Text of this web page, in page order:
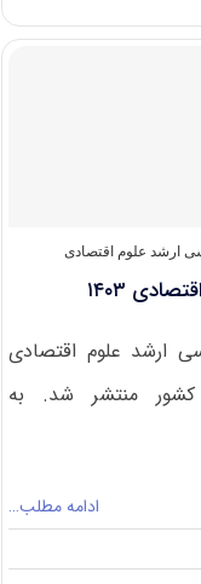
ارشد علوم اقتصادی
۱۴۰۳
ارشد علوم اقتصادی
کشور منتشر شد. به
ادامه مطلب…